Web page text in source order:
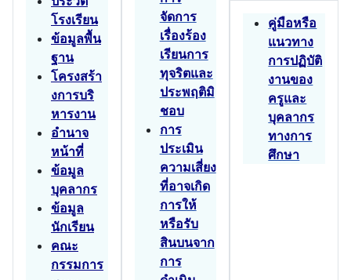
โรงเรียน
ข้อมูลพื้น
ฐาน
โครงสร้า
งการบริ
หารงาน
อำนาจ
หน้าที่
ข้อมูล
บุคลากร
ข้อมูล
นักเรียน
คณะ
กรรมการ
จัดการ
เรื่องร้อง
เรียนการ
ทุจริตและ
ประพฤติมิ
ชอบ
การ
ประเมิน
ความเสี่ยง
ที่อาจเกิด
การให้
หรือรับ
สินบนจาก
การ
คู่มือหรือ
แนวทาง
การปฏิบัติ
งานของ
ครูและ
บุคลากร
ทางการ
ศึกษา